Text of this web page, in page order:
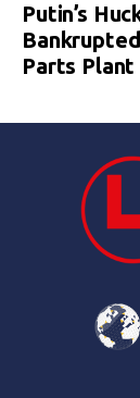
Putin’s
Parts Plant